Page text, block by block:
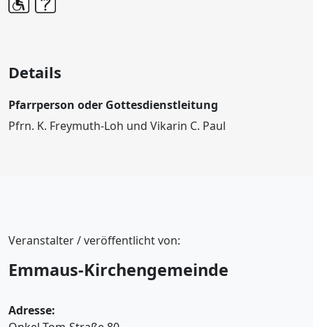
Details
Pfarrperson oder Gottesdienstleitung
Pfrn. K. Freymuth-Loh und Vikarin C. Paul
Veranstalter / veröffentlicht von:
Emmaus-Kirchengemeinde
Adresse: